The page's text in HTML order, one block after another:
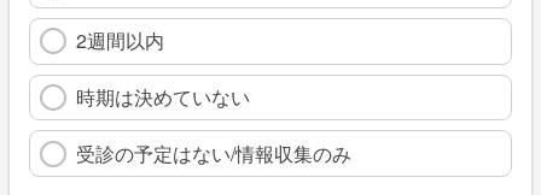
2週間以内
時期は決めていない
受診の予定はない/情報収集のみ